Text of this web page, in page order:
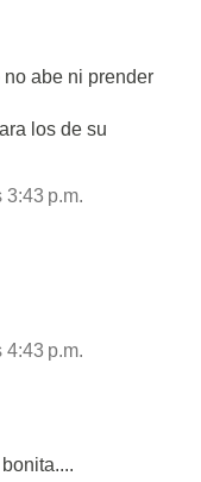
abe ni prender
los de su
p.m.
p.m.